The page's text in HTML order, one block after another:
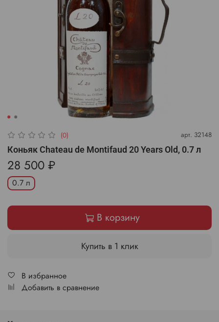
(0) арт. 32148
Коньяк Chateau de Montifaud 20 Years Old, 0.7 л
28 500 ₽
0.7 л
В корзину
Купить в 1 клик
В избранное
Добавить в сравнение